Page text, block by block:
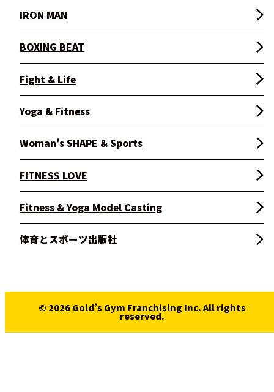
IRON MAN
BOXING BEAT
Fight & Life
Yoga & Fitness
Woman's SHAPE & Sports
FITNESS LOVE
Fitness & Yoga Model Casting
体育とスポーツ出版社
© 2026 Gold’s Gym Franchising Inc. All rights
reserved.